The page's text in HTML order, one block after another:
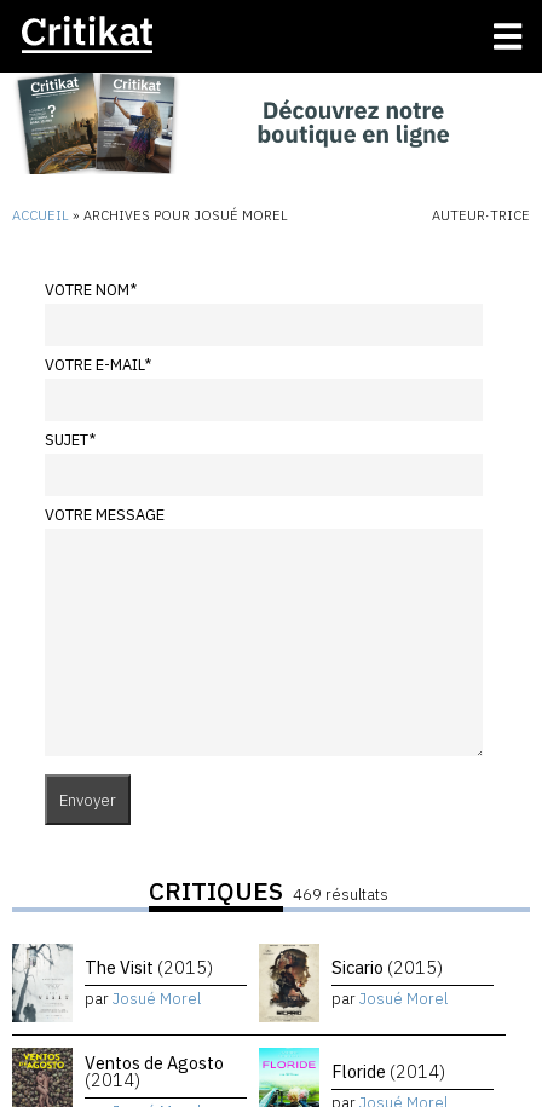
ACCUEIL » ARCHIVES POUR JOSUÉ MOREL AUTEUR·TRICE
VOTRE NOM*
VOTRE E-MAIL*
SUJET*
VOTRE MESSAGE
CRITIQUES 469 résultats
The Visit (2015)
parJosué Morel
Sicario (2015)
parJosué Morel
Ventos de Agosto
(2014) Floride (2014)
parJosué Morel